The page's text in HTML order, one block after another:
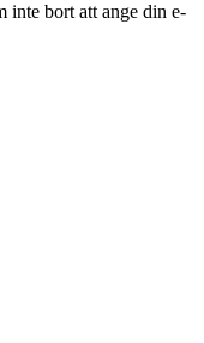
inte bort att ange din e-